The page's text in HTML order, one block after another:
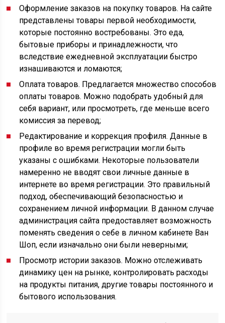
Оформление заказов на покупку товаров. На сайте
представлены товары первой необходимости,
которые постоянно востребованы. Это еда,
бытовые приборы и принадлежности, что
вследствие ежедневной эксплуатации быстро
изнашиваются и ломаются;
Оплата товаров. Предлагается множество способов
оплаты товаров. Можно подобрать удобный для
себя вариант, или просмотреть, где меньше всего
комиссия за перевод;
Редактирование и коррекция профиля. Данные в
профиле во время регистрации могли быть
указаны с ошибками. Некоторые пользователи
намеренно не вводят свои личные данные в
интернете во время регистрации. Это правильный
подход, обеспечивающий безопасностью и
сохранением личной информации. В данном случае
администрация сайта предоставляет возможность
поменять сведения о себе в личном кабинете Ван
Шоп, если изначально они были неверными;
Просмотр истории заказов. Можно отслеживать
динамику цен на рынке, контролировать расходы
на продукты питания, другие товары постоянного и
бытового использования.